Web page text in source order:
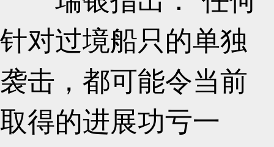
针对过境船只的单独
袭击，都可能令当前
取得的进展功亏一